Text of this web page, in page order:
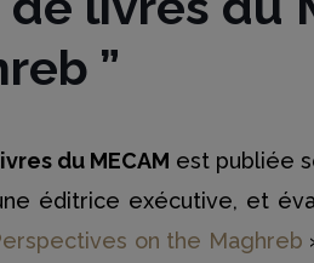
”
du MECAM est publiée
éditrice exécutive, et
on the Maghreb